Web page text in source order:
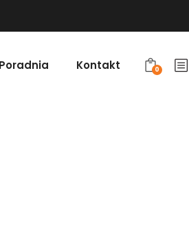
Poradnia Kontakt 0